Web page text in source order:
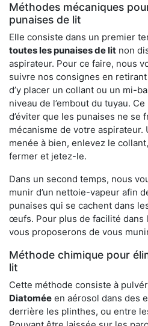
Méthodes mécaniques
punaises de lit
Elle consiste dans un premier
toutes les punaises de lit non
aspirateur. Pour ce faire, nous
suivre nos consignes en retirant
d’y placer un collant ou un mi-
niveau de l’embout du tuyau.
d’éviter que les punaises ne se
mécanisme de votre
menée à bien, enlevez le
fermer et jetez-le.
Dans un second temps, nous
munir d’un nettoie-vapeur afin
punaises qui se cachent dans
œufs. Pour plus de facilité dans
vous proposerons de vous
Méthode chimique pour
lit
Cette méthode consiste à
Diatomée en aérosol dans des
derrière les plinthes, ou entre